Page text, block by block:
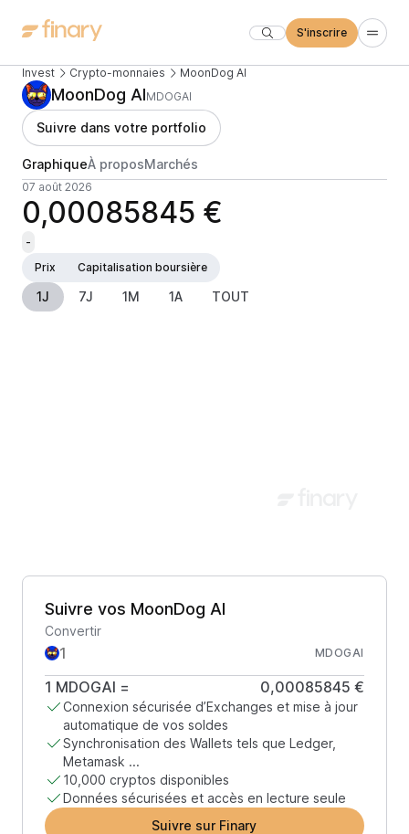
S'inscrire
Invest Crypto-monnaies MoonDog AI
MoonDog AIMDOGAI
Suivre dans votre portfolio
GraphiqueÀ proposMarchés
07 août 2026
0,00085845 €
-
Prix
Capitalisation boursière
1J 7J 1M 1A TOUT
Suivre vos MoonDog AI
Convertir
MDOGAI
1 MDOGAI = 0,00085845 €
Connexion sécurisée d’Exchanges et mise à jour
automatique de vos soldes
Synchronisation des Wallets tels que Ledger,
Metamask ...
10,000 cryptos disponibles
Données sécurisées et accès en lecture seule
Suivre sur Finary